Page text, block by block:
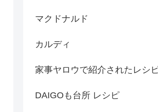
マクドナルド
カルディ
家事ヤロウで紹介されたレシ
DAIGOも台所 レシピ